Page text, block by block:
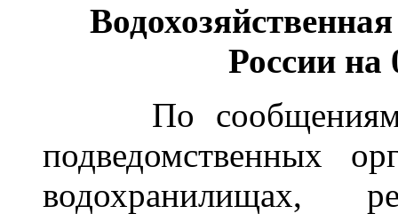
России на
По сообщениям
подведомственных